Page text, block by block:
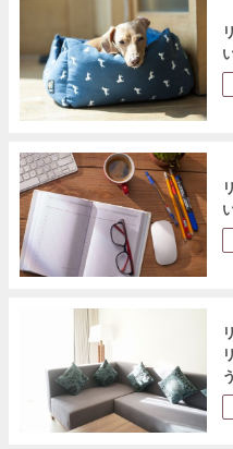
う